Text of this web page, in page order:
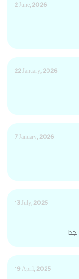
2 June, 2026
22 January, 2026
7 January, 2026
13 July, 2025
19 April, 2025